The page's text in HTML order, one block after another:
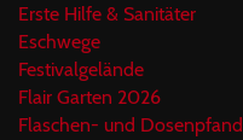
Erste Hilfe & Sanitäter
Eschwege
Festivalgelände
Flair Garten 2026
Flaschen- und Dosenpfand